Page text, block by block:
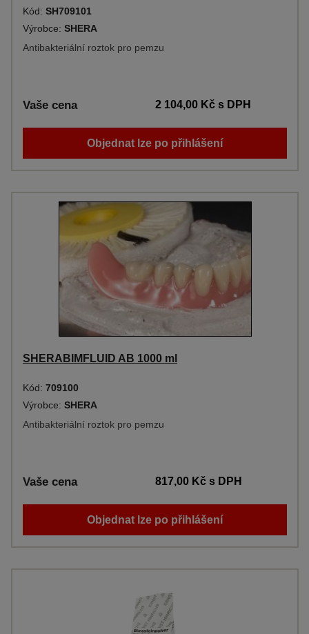
Kód: SH709101
Výrobce: SHERA
Antibakteriální roztok pro pemzu
Vaše cena 2 104,00 Kčs DPH
Objednat lze po přihlášení
SHERABIMFLUID AB 1000 ml
Kód: 709100
Výrobce: SHERA
Antibakteriální roztok pro pemzu
Vaše cena 817,00 Kčs DPH
Objednat lze po přihlášení